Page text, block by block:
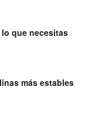
que necesitas
más estables